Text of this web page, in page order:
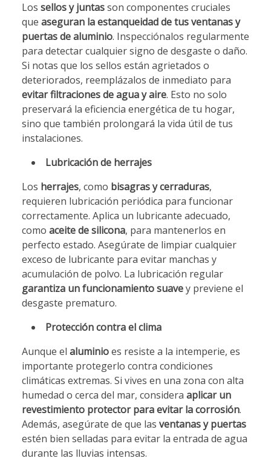
Los sellos y juntasson componentes cruciales
que aseguran la estanqueidad de tus ventanas y
puertas de aluminio. Inspecciónalos regularmente
para detectar cualquier signo de desgaste o daño.
Si notas que los sellos están agrietados o
deteriorados, reemplázalos de inmediato para
evitar filtraciones de agua y aire. Esto no solo
preservará la eficiencia energética de tu hogar,
sino que también prolongará la vida útil de tus
instalaciones.
Lubricación de herrajes
Los herrajes, como bisagras y cerraduras,
requieren lubricación periódica para funcionar
correctamente. Aplica un lubricante adecuado,
como aceite de silicona, para mantenerlos en
perfecto estado. Asegúrate de limpiar cualquier
exceso de lubricante para evitar manchas y
acumulación de polvo. La lubricación regular
garantiza un funcionamiento suavey previene el
desgaste prematuro.
Protección contra el clima
Aunque el aluminioes resiste a la intemperie, es
importante protegerlo contra condiciones
climáticas extremas. Si vives en una zona con alta
humedad o cerca del mar, considera aplicar un
revestimiento protector para evitar la corrosión.
Además, asegúrate de que las ventanas y puertas
estén bien selladas para evitar la entrada de agua
durante las lluvias intensas.